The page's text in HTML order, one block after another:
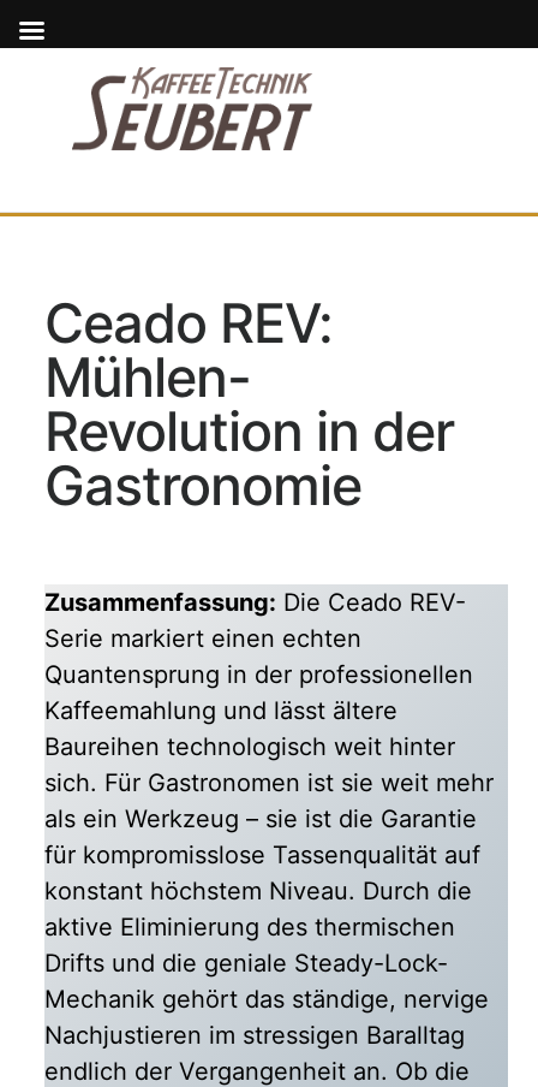
Ceado REV:
Mühlen-
Revolution in der
Gastronomie
Zusammenfassung: Die Ceado REV-
Serie markiert einen echten
Quantensprung in der professionellen
Kaffeemahlung und lässt ältere
Baureihen technologisch weit hinter
sich. Für Gastronomen ist sie weit mehr
als ein Werkzeug – sie ist die Garantie
für kompromisslose Tassenqualität auf
konstant höchstem Niveau. Durch die
aktive Eliminierung des thermischen
Drifts und die geniale Steady-Lock-
Mechanik gehört das ständige, nervige
Nachjustieren im stressigen Baralltag
endlich der Vergangenheit an. Ob die